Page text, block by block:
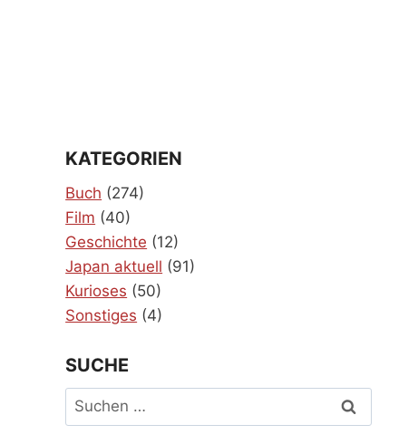
KATEGORIEN
Buch (274)
Film (40)
Geschichte (12)
Japan aktuell (91)
Kurioses (50)
Sonstiges (4)
SUCHE
Suchen
nach: